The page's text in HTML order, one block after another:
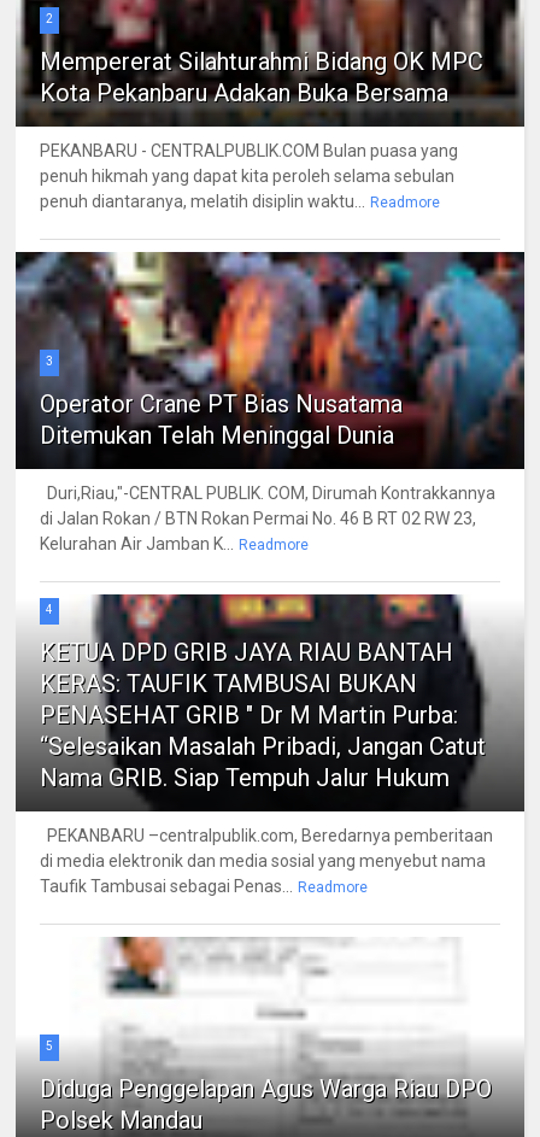
2
Mempererat Silahturahmi Bidang OK MPC
Kota Pekanbaru Adakan Buka Bersama
PEKANBARU - CENTRALPUBLIK.COM Bulan puasa yang
penuh hikmah yang dapat kita peroleh selama sebulan
penuh diantaranya, melatih disiplin waktu... Readmore
3
Operator Crane PT Bias Nusatama
Ditemukan Telah Meninggal Dunia
Duri,Riau,"-CENTRAL PUBLIK. COM, Dirumah Kontrakkannya
di Jalan Rokan / BTN Rokan Permai No. 46 B RT 02 RW 23,
Kelurahan Air Jamban K... Readmore
4
KETUA DPD GRIB JAYA RIAU BANTAH
KERAS: TAUFIK TAMBUSAI BUKAN
PENASEHAT GRIB " Dr M Martin Purba:
“Selesaikan Masalah Pribadi, Jangan Catut
Nama GRIB. Siap Tempuh Jalur Hukum
PEKANBARU –centralpublik.com, Beredarnya pemberitaan
di media elektronik dan media sosial yang menyebut nama
Taufik Tambusai sebagai Penas... Readmore
5
Diduga Penggelapan Agus Warga Riau DPO
Polsek Mandau